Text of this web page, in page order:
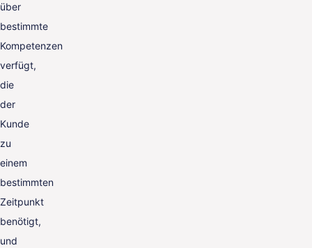
über
bestimmte
Kompetenzen
verfügt,
die
der
Kunde
zu
einem
bestimmten
Zeitpunkt
benötigt,
und